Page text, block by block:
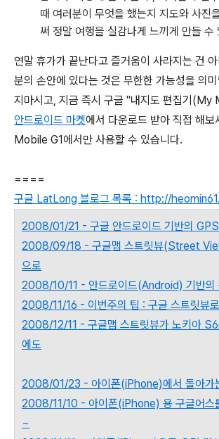
때 여러분이 무엇을 했는지 지도와 사진
써 정말 여행을 실감나게 느끼게 만들 수
연말 휴가가 끝난다고 즐거움이 사라지는 건
분의 손안에 있다는 것은 무한한 가능성을 의
지마시고, 지금 즉시 구글 "내지도 편집기
안드로이드 마켓에서 다운로드 받아 직접 해
Mobile G1에서만 사용할 수 있습니다.
====
구글 LatLong 블로그 목록 : http://
2008/01/21 - 구글 안드로이드 기반의 GPS
2008/09/18 - 구글맵 스트릿뷰(Street
으로
2008/10/11 - 안드로이드(Android) 기반의
2008/11/16 - 이번주의 팁 : 구글 스트릿뷰
2008/12/11 - 구글맵 스트릿뷰가 노키아
에도
2008/01/23 - 아이폰(iPhone)에서 돌아가
2008/11/10 - 아이폰(iPhone) 용 구글어스
~